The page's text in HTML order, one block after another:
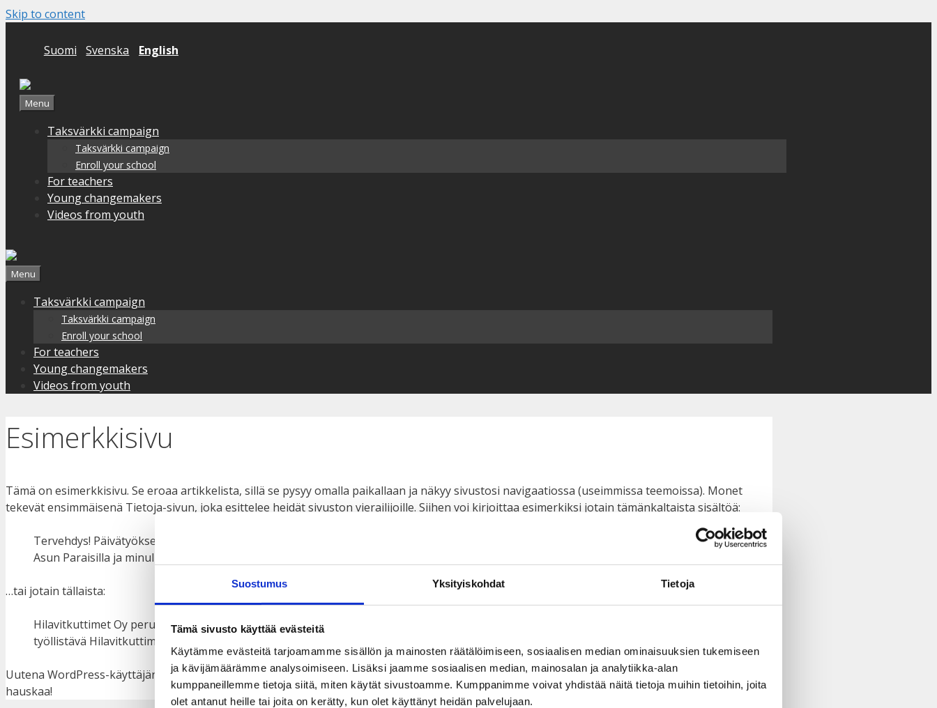
Suostumus Yksityiskohdat Tietoja
Tämä sivusto käyttää evästeitä
Käytämme evästeitä tarjoamamme sisällön ja mainosten räätälöimiseen, sosiaalisen median ominaisuuksien tukemiseen
ja kävijämäärämme analysoimiseen. Lisäksi jaamme sosiaalisen median, mainosalan ja analytiikka-alan
kumppaneillemme tietoja siitä, miten käytät sivustoamme. Kumppanimme voivat yhdistää näitä tietoja muihin tietoihin, joita
olet antanut heille tai joita on kerätty, kun olet käyttänyt heidän palvelujaan.
Skip to content
Suomi Svenska English
Menu
Taksvärkki campaign
Taksvärkki campaign
Enroll your school
For teachers
Young changemakers
Videos from youth
Menu
Taksvärkki campaign
Taksvärkki campaign
Enroll your school
For teachers
Young changemakers
Videos from youth
Esimerkkisivu
Tämä on esimerkkisivu. Se eroaa artikkelista, sillä se pysyy omalla paikallaan ja näkyy sivustosi navigaatiossa (useimmissa teemoissa). Monet
tekevät ensimmäisenä Tietoja-sivun, joka esittelee heidät sivuston vierailijoille. Siihen voi kirjoittaa esimerkiksi jotain tämänkaltaista sisältöä:
Tervehdys! Päivätyökseni teen pyörälähetin hommia ja iltaisin toimin harrastelijateatterin parissa. Nämä ovat minun ikiomat sivuni.
Asun Paraisilla ja minulla on mahtava koira, jonka nimi on Jaakko. Pidän piña colada -drinkeistä ja sateen ropinasta peltikatolla.
…tai jotain tällaista:
Hilavitkuttimet Oy perustettiin vuonna 1971 ja se on siitä lähtien tuottanut asiakkailleen laadukkaita hilavitkuttimia. Yli 200 henkilöä
työllistävä Hilavitkuttimet Oy sijaitsee Salossa ja järjestää kaikenlaisia tempauksia paikallisen yhteisön iloksi.
Uutena WordPress-käyttäjänä, sinun kannattaa mennäohjauspaneeliisipoistaaksesi tämän sivun ja luodaksesi uusia sivuja sisällöllesi. Pidä
hauskaa!